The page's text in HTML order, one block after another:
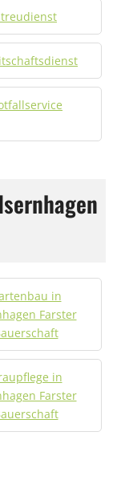
in
Farster
in
Farster